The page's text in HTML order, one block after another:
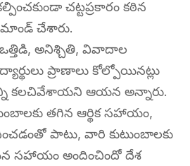
చట్టప్రకారం కఠిన
చేశారు.
ఒత్తిడి, అనిశ్చితి, వివాదాల
ప్రాణాలు కోల్పోయినట్లు
కలచివేశాయని ఆయన అన్నారు.
తగిన ఆర్థిక సహాయం,
పాటు, వారి కుటుంబాలకు
సహాయం అందించిందో దేశ